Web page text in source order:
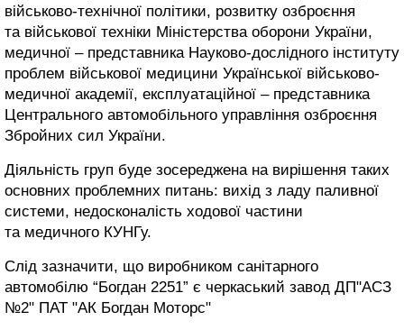
військово-технічної політики, розвитку озброєння
та військової техніки Міністерства оборони України,
медичної – представника Науково-дослідного інституту
проблем військової медицини Української військово-
медичної академії, експлуатаційної – представника
Центрального автомобільного управління озброєння
Збройних сил України.
Діяльність груп буде зосереджена на вирішення таких
основних проблемних питань: вихід з ладу паливної
системи, недосконалість ходової частини
та медичного КУНГу.
Слід зазначити, що виробником санітарного
автомобілю “Богдан 2251” є черкаський завод ДП"АСЗ
№2" ПАТ "АК Богдан Моторс"